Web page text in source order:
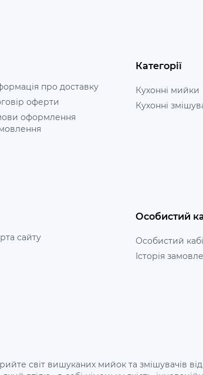
про доставку
оферти
оформлення
Категорії
Кухонні мийки
Кухонні
сайту
Особистий
Особистий
Історія
світ вишуканих мийок та змішувачів